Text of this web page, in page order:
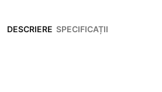
DESCRIERE SPECIFICAȚII